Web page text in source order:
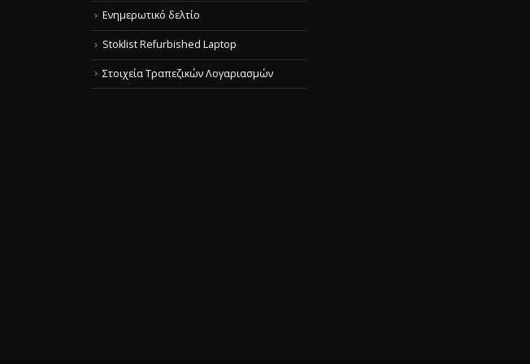
Ενημερωτικό δελτίο
Stoklist Refurbished Laptop
Στοιχεία Τραπεζικών Λογαριασμών